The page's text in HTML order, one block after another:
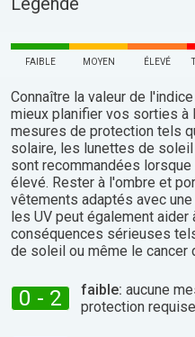
FAIBLE MOYEN ÉLEVÉ
Connaître la valeur de
mieux planifier vos sorties à
mesures de protection tels
solaire, les lunettes de soleil
sont recommandées
élevé. Rester à l'ombre et
vêtements adaptés avec
les UV peut également aider
conséquences sérieuses
de soleil ou même le cancer
0 - 2 faible: aucune
protection